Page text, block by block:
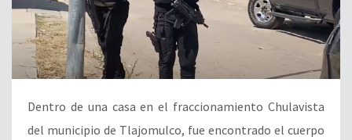
Dentro de una casa en el fraccionamiento Chulavista
del municipio de Tlajomulco, fue encontrado el cuerpo